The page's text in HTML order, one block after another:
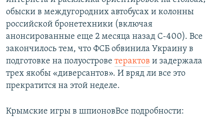
обыски в междугородних автобусах и колонны
российской бронетехники (включая
анонсированные еще 2 месяца назад С-400). Все
закончилось тем, что ФСБ обвинила Украину в
подготовке на полуострове терактов и задержала
трех якобы «диверсантов». И вряд ли все это
прекратится на этой неделе.
Крымские игры в шпионовВсе подробности: